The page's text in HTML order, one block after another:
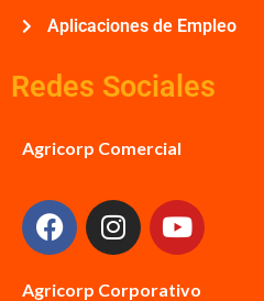
Aplicaciones de Empleo
Redes Sociales
Agricorp Comercial
Agricorp Corporativo